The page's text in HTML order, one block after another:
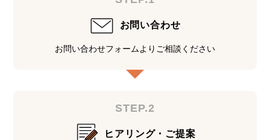
お問い合わせ
お問い合わせフォームよりご相談ください
STEP.2
ヒアリング・ご提案